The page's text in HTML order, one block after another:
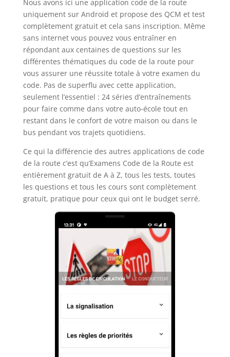
Nous avons ici une application code de la route
uniquement sur Android et propose des QCM et test
complètement gratuit et cela sans inscription. Même
sans internet vous pouvez vous entraîner en
répondant aux centaines de questions sur les
différentes thématiques du code de la route pour
vous assurer une réussite totale à votre examen du
code. Pas de superflu avec cette application,
seulement l’essentiel : 24 séries d’entraînements
pour faire comme dans votre auto-école tout en
restant dans le confort de votre maison ou dans le
bus pendant vos trajets quotidiens.
Ce qui la différencie des autres applications de code
de la route c’est qu’Examens Code de la Route est
entièrement gratuit de A à Z, tous les tests, toutes
les questions et tous les cours sont complètement
gratuit, pratique pour ceux qui ont le budget serré.